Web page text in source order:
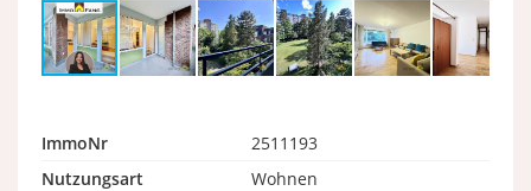
ImmoNr
2511193
Nutzungsart
Wohnen